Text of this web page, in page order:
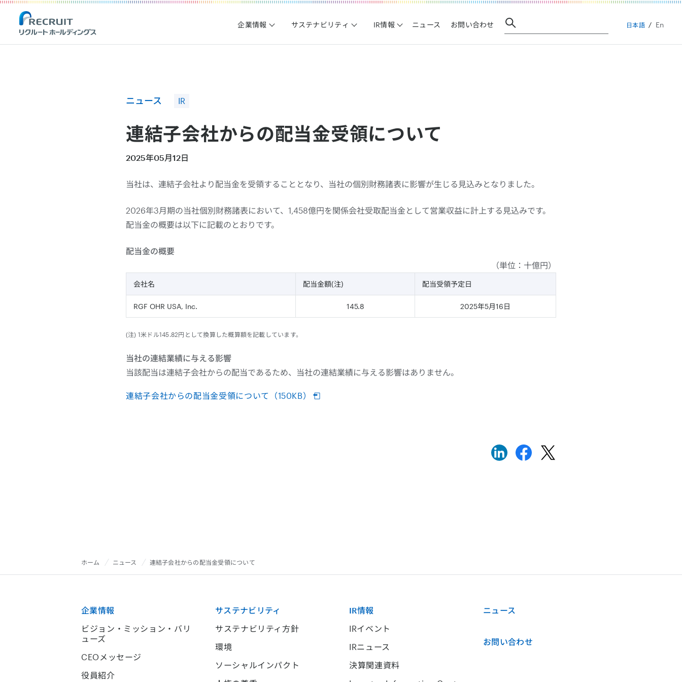
Recruit Holdings
企業情報 サステナビリティ IR情報 ニュース お問い合わせ 日本語 En
ニュース IR
連結子会社からの配当金受領について
2025年05月12日
当社は、連結子会社より配当金を受領することとなり、当社の個別財務諸表に影響が生じる見込みとなりました。
2026年3月期の当社個別財務諸表において、1,458億円を関係会社受取配当金として営業収益に計上する見込みです。
配当金の概要は以下に記載のとおりです。
配当金の概要
（単位：十億円）
会社名 配当金額(注) 配当受領予定日
RGF OHR USA, Inc. 145.8 2025年5月16日
(注) 1米ドル145.82円として換算した概算額を記載しています。
当社の連結業績に与える影響
当該配当は連結子会社からの配当であるため、当社の連結業績に与える影響はありません。
連結子会社からの配当金受領について（150KB）
ホーム ニュース 連結子会社からの配当金受領について
企業情報
ビジョン・ミッション・バリ
ューズ
CEOメッセージ
役員紹介
サステナビリティ
サステナビリティ方針
環境
ソーシャルインパクト
IR情報
IRイベント
IRニュース
決算関連資料
ニュース
お問い合わせ